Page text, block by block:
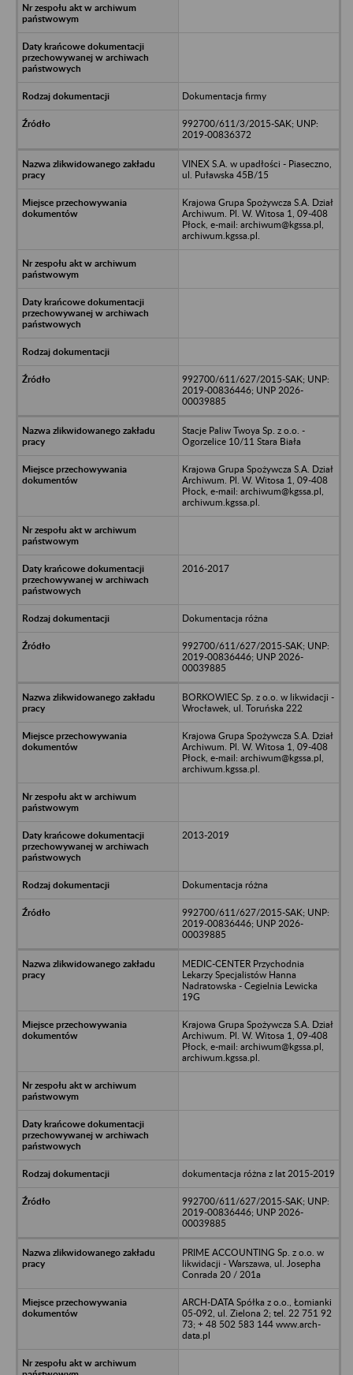
Dokumentacja firmy
992700/611/3/2015-SAK; UNP:
2019-00836372
VINEX S.A. w upadłości - Piaseczno,
ul. Puławska 45B/15
Krajowa Grupa Spożywcza S.A. Dział
Archiwum. Pl. W. Witosa 1, 09-408
Płock, e-mail: archiwum@kgssa.pl,
archiwum.kgssa.pl.
992700/611/627/2015-SAK; UNP:
2019-00836446; UNP 2026-
00039885
Stacje Paliw Twoya Sp. z o.o. -
Ogorzelice 10/11 Stara Biała
Krajowa Grupa Spożywcza S.A. Dział
Archiwum. Pl. W. Witosa 1, 09-408
Płock, e-mail: archiwum@kgssa.pl,
archiwum.kgssa.pl.
2016-2017
Dokumentacja różna
992700/611/627/2015-SAK; UNP:
2019-00836446; UNP 2026-
00039885
BORKOWIEC Sp. z o.o. w likwidacji -
Wrocławek, ul. Toruńska 222
Krajowa Grupa Spożywcza S.A. Dział
Archiwum. Pl. W. Witosa 1, 09-408
Płock, e-mail: archiwum@kgssa.pl,
archiwum.kgssa.pl.
2013-2019
Dokumentacja różna
992700/611/627/2015-SAK; UNP:
2019-00836446; UNP 2026-
00039885
MEDIC-CENTER Przychodnia
Lekarzy Specjalistów Hanna
Nadratowska - Cegielnia Lewicka
19G
Krajowa Grupa Spożywcza S.A. Dział
Archiwum. Pl. W. Witosa 1, 09-408
Płock, e-mail: archiwum@kgssa.pl,
archiwum.kgssa.pl.
dokumentacja różna z lat 2015-2019
992700/611/627/2015-SAK; UNP:
2019-00836446; UNP 2026-
00039885
PRIME ACCOUNTING Sp. z o.o. w
likwidacji - Warszawa, ul. Josepha
Conrada 20 / 201a
ARCH-DATA Spółka z o.o., Łomianki
05-092, ul. Zielona 2; tel. 22 751 92
73; + 48 502 583 144 www.arch-
data.pl